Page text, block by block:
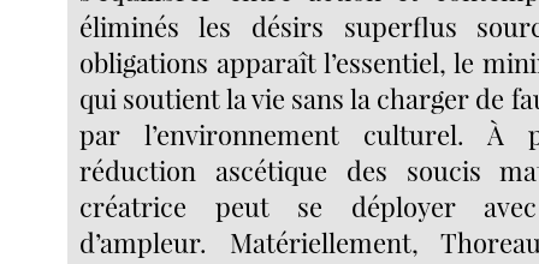
éliminés les désirs superflus
obligations apparaît l’essentiel, le
qui soutient la vie sans la charger de
par l’environnement culturel. À
réduction ascétique des soucis
créatrice peut se déployer
d’ampleur. Matériellement,